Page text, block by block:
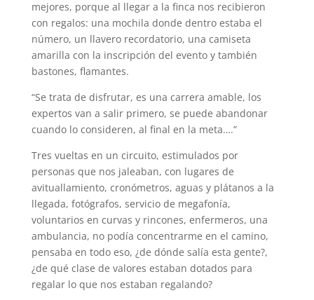
mejores, porque al llegar a la finca nos recibieron
con regalos: una mochila donde dentro estaba el
número, un llavero recordatorio, una camiseta
amarilla con la inscripción del evento y también
bastones, flamantes.
“Se trata de disfrutar, es una carrera amable, los
expertos van a salir primero, se puede abandonar
cuando lo consideren, al final en la meta….”
Tres vueltas en un circuito, estimulados por
personas que nos jaleaban, con lugares de
avituallamiento, cronómetros, aguas y plátanos a la
llegada, fotógrafos, servicio de megafonía,
voluntarios en curvas y rincones, enfermeros, una
ambulancia, no podía concentrarme en el camino,
pensaba en todo eso, ¿de dónde salía esta gente?,
¿de qué clase de valores estaban dotados para
regalar lo que nos estaban regalando?